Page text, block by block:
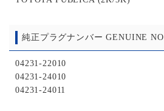
純正プラグナンバー GENUINE NO
04231-22010
04231-24010
04231-24011